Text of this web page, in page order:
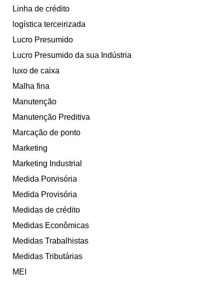
Linha de crédito
logística terceirizada
Lucro Presumido
Lucro Presumido da sua Indústria
luxo de caixa
Malha fina
Manutenção
Manutenção Preditiva
Marcação de ponto
Marketing
Marketing Industrial
Medida Porvisória
Medida Provisória
Medidas de crédito
Medidas Econômicas
Medidas Trabalhistas
Medidas Tributárias
MEI